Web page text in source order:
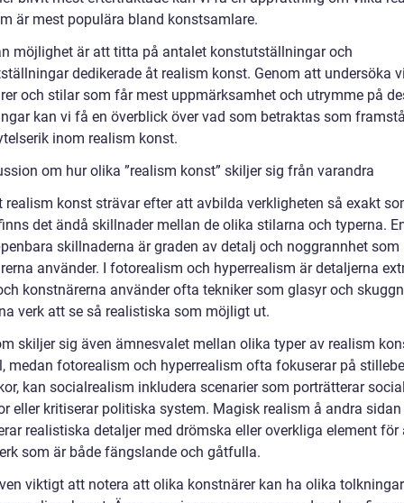
är mest populära bland konstsamlare.
möjlighet är att titta på antalet konstutställningar och
dedikerade åt realism konst. Genom att undersöka
och stilar som får mest uppmärksamhet och utrymme på
kan vi få en överblick över vad som betraktas som
inom realism konst.
om hur olika ”realism konst” skiljer sig från varandra
realism konst strävar efter att avbilda verkligheten så exakt
det ändå skillnader mellan de olika stilarna och typerna.
skillnaderna är graden av detalj och noggrannhet som
använder. I fotorealism och hyperrealism är detaljerna
konstnärerna använder ofta tekniker som glasyr och
verk att se så realistiska som möjligt ut.
skiljer sig även ämnesvalet mellan olika typer av realism
medan fotorealism och hyperrealism ofta fokuserar på
kan socialrealism inkludera scenarier som porträtterar
eller kritiserar politiska system. Magisk realism å andra sidan
realistiska detaljer med drömska eller overkliga element för
som är både fängslande och gåtfulla.
viktigt att notera att olika konstnärer kan ha olika